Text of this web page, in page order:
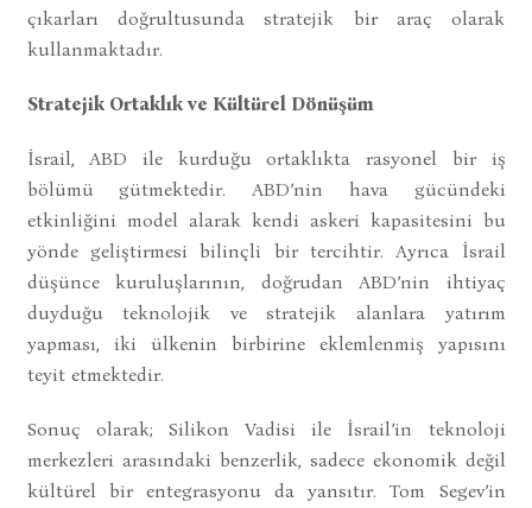
çıkarları doğrultusunda stratejik bir araç olarak
kullanmaktadır.
Stratejik Ortaklık ve Kültürel Dönüşüm
İsrail, ABD ile kurduğu ortaklıkta rasyonel bir iş
bölümü gütmektedir. ABD’nin hava gücündeki
etkinliğini model alarak kendi askeri kapasitesini bu
yönde geliştirmesi bilinçli bir tercihtir. Ayrıca İsrail
düşünce kuruluşlarının, doğrudan ABD’nin ihtiyaç
duyduğu teknolojik ve stratejik alanlara yatırım
yapması, iki ülkenin birbirine eklemlenmiş yapısını
teyit etmektedir.
Sonuç olarak; Silikon Vadisi ile İsrail’in teknoloji
merkezleri arasındaki benzerlik, sadece ekonomik değil
kültürel bir entegrasyonu da yansıtır. Tom Segev’in